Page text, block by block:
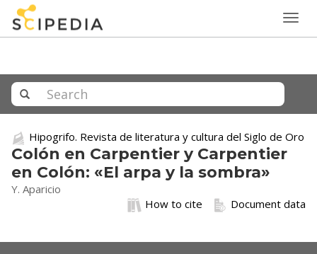
Hipogrifo. Revista de literatura y cultura del Siglo de Oro
Colón en Carpentier y Carpentier
en Colón: «El arpa y la sombra»
Y. Aparicio
Document data
How to cite